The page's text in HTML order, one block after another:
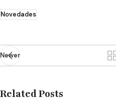
Novedades
Newer
Related Posts